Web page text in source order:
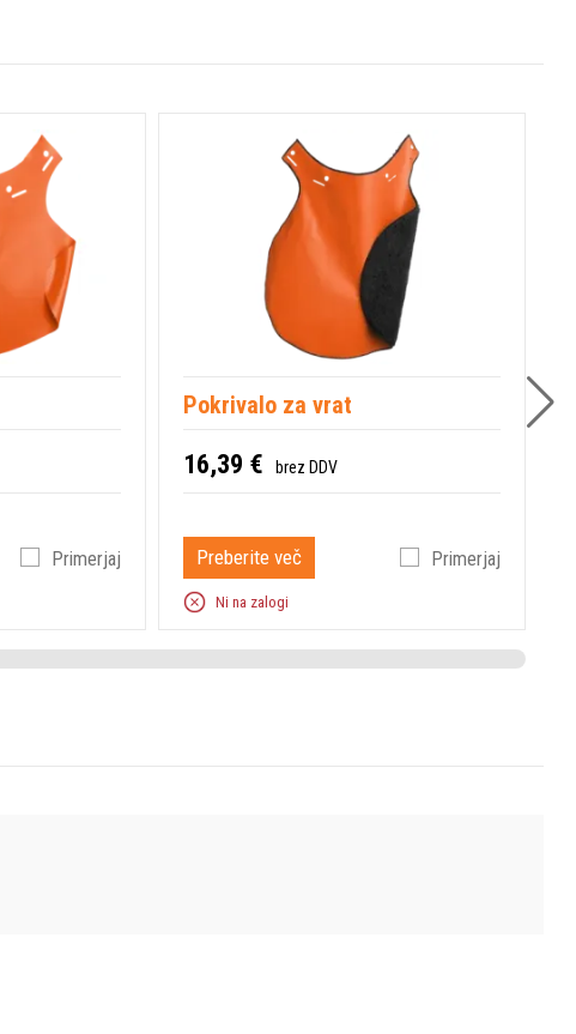
Primerjaj
Pokrivalo za vrat
16,39 € brez DDV
Preberite več Primerjaj
Ni na zalogi